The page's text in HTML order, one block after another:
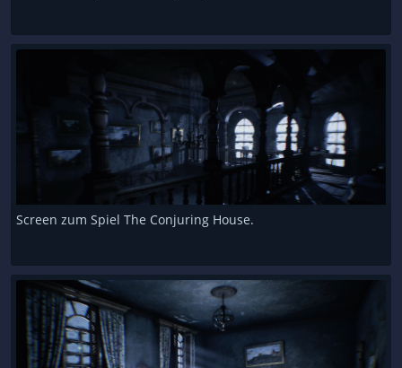
Screen zum Spiel The Conjuring House.